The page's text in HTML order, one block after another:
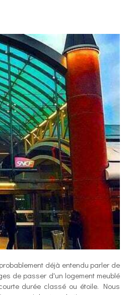
déjà entendu parler de
de passer d'un logement meublé
durée classé ou étoile. Nous